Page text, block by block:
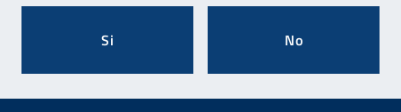
Si No